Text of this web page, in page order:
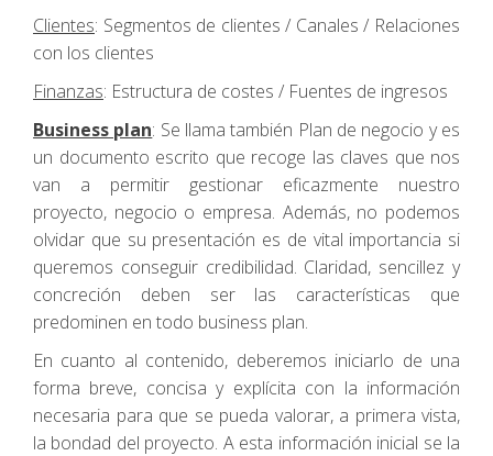
Clientes: Segmentos de clientes / Canales / Relaciones
con los clientes
Finanzas: Estructura de costes / Fuentes de ingresos
Business plan: Se llama también Plan de negocio y es
un documento escrito que recoge las claves que nos
van a permitir gestionar eficazmente nuestro
proyecto, negocio o empresa. Además, no podemos
olvidar que su presentación es de vital importancia si
queremos conseguir credibilidad. Claridad, sencillez y
concreción deben ser las características que
predominen en todo business plan.
En cuanto al contenido, deberemos iniciarlo de una
forma breve, concisa y explícita con la información
necesaria para que se pueda valorar, a primera vista,
la bondad del proyecto. A esta información inicial se la